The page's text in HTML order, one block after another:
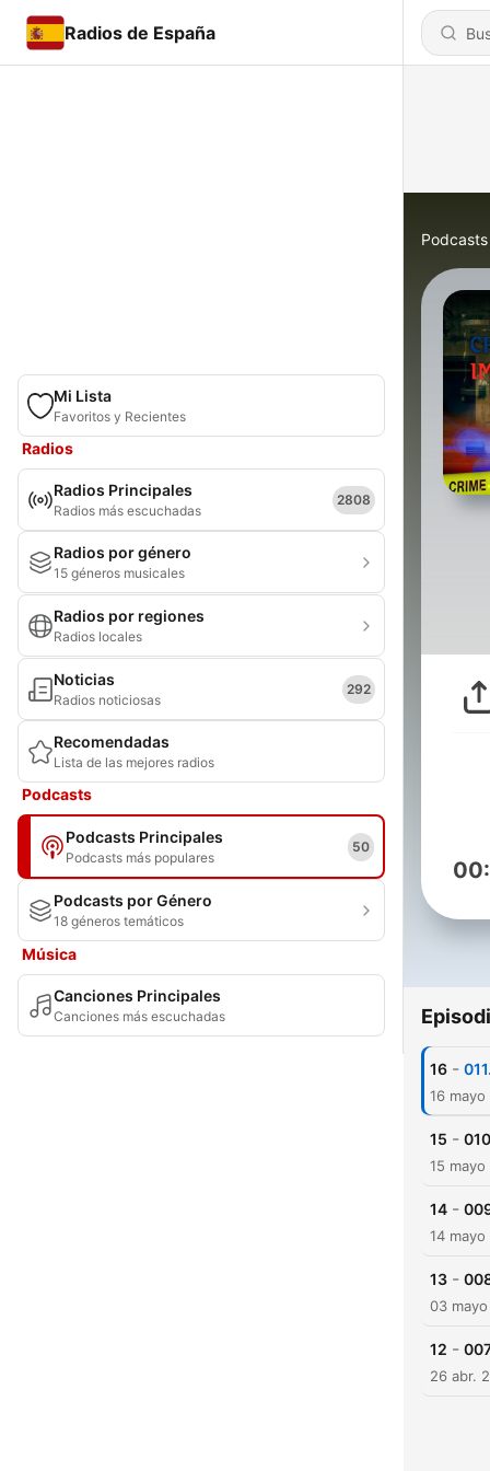
Radios de España
Mi Lista
Favoritos y Recientes
Radios
Radios Principales
Radios más escuchadas
2808
Radios por género
15 géneros musicales
Radios por regiones
Radios locales
Noticias
Radios noticiosas
292
Recomendadas
Lista de las mejores radios
Podcasts
Podcasts Principales
Podcasts más populares
50
Podcasts por Género
18 géneros temáticos
Música
Canciones Principales
Canciones más escuchadas
Podcasts
16 -
16
15 -
15
14 -
14
13 -
03
12 -
26 abr.